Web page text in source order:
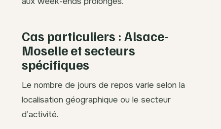
Cas particuliers : Alsace-
Moselle et secteurs
spécifiques
Le nombre de jours de repos varie selon la
localisation géographique ou le secteur
d’activité.